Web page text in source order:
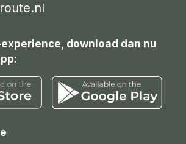
download dan nu